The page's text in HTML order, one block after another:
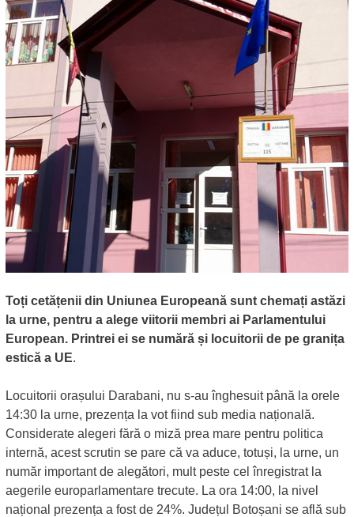
Toți cetățenii din Uniunea Europeană sunt chemați astăzi
la urne, pentru a alege viitorii membri ai Parlamentului
European. Printrei ei se numără și locuitorii de pe granița
estică a UE.
Locuitorii orașului Darabani, nu s-au înghesuit până la orele
14:30 la urne, prezența la vot fiind sub media națională.
Considerate alegeri fără o miză prea mare pentru politica
internă, acest scrutin se pare că va aduce, totuși, la urne, un
număr important de alegători, mult peste cel înregistrat la
aegerile europarlamentare trecute. La ora 14:00, la nivel
național prezența a fost de 24%. Județul Botoșani se află sub